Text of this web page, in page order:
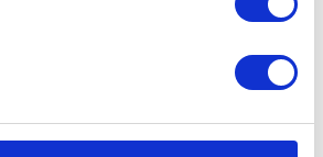
Sport Hoodie